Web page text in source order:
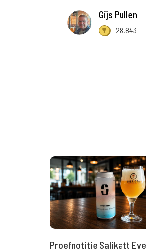
Gijs Pullen
28.843
Proefnotitie Salikatt